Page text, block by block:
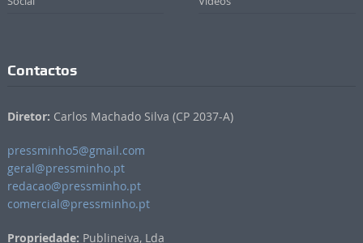
Contactos
Diretor: Carlos Machado Silva (CP 2037-A)
pressminho5@gmail.com
geral@pressminho.pt
redacao@pressminho.pt
comercial@pressminho.pt
Propriedade: Publineiva, Lda